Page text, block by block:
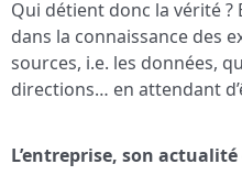
Qui détient donc la vérité ?
dans la connaissance des
sources, i.e. les données,
directions… en attendant
L’entreprise, son